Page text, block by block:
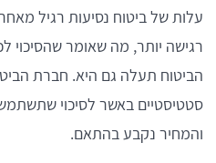
עלות של ביטוח נסיעות רגיל
רגישה יותר, מה שאומר שהסיכוי
הביטוח תעלה גם היא. חברת
סטטיסטיים באשר לסיכוי
והמחיר נקבע בהתאם.